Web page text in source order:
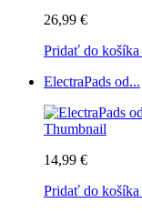
26,99 €
Pridať do košíka
ElectraPads od...
14,99 €
Pridať do košíka